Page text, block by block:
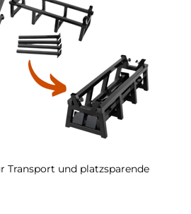
Transport und platzsparende